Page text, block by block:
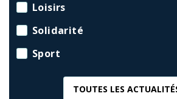
Loisirs
Solidarité
Sport
TOUTES LES